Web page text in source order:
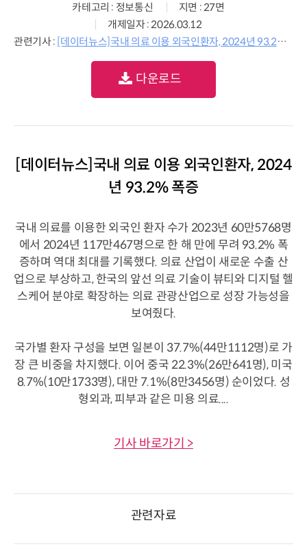
카테고리 : 정보통신
지면 : 27면
개제일자 : 2026.03.12
관련기사 : [데이터뉴스]국내 의료 이용 외국인환자, 2024년 93.2% 폭증
다운로드
[데이터뉴스]국내 의료 이용 외국인환자, 2024
년 93.2% 폭증
국내 의료를 이용한 외국인 환자 수가 2023년 60만5768명
에서 2024년 117만467명으로 한 해 만에 무려 93.2% 폭
증하며 역대 최대를 기록했다. 의료 산업이 새로운 수출 산
업으로 부상하고, 한국의 앞선 의료 기술이 뷰티와 디지털 헬
스케어 분야로 확장하는 의료 관광산업으로 성장 가능성을
보여줬다.
국가별 환자 구성을 보면 일본이 37.7%(44만1112명)로 가
장 큰 비중을 차지했다. 이어 중국 22.3%(26만641명), 미국
8.7%(10만1733명), 대만 7.1%(8만3456명) 순이었다. 성
형외과, 피부과 같은 미용 의료....
기사 바로가기 >
관련자료